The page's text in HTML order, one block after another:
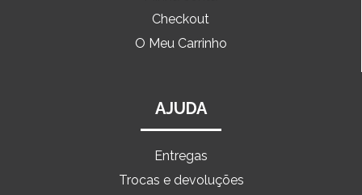
Checkout
O Meu Carrinho
AJUDA
Entregas
Trocas e devoluções